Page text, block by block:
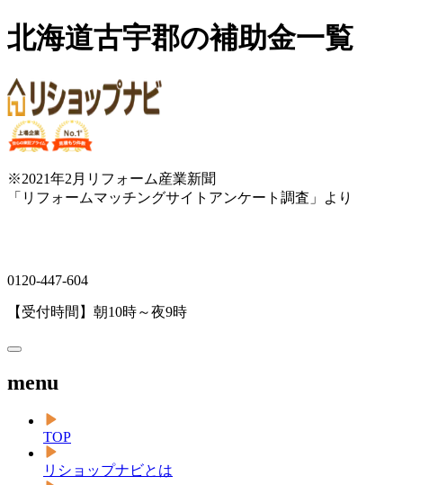
北海道古宇郡の補助金一覧
※2021年2月リフォーム産業新聞
「リフォームマッチングサイトアンケート調査」より
0120-447-604
【受付時間】朝10時～夜9時
menu
TOP
リショップナビとは